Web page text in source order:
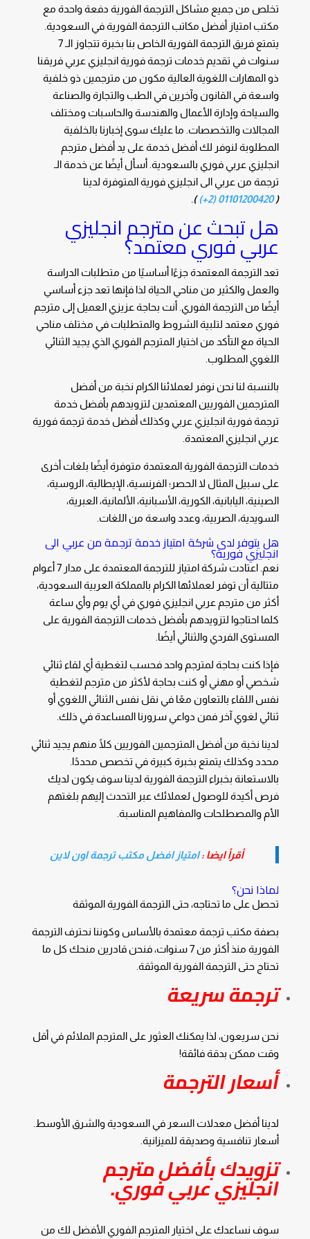
تخلص من جميع مشاكل الترجمة الفورية دفعة واحدة مع
مكتب امتياز أفضل مكاتب الترجمة الفورية في السعودية.
يتمتع فريق الترجمة الفورية الخاص بنا بخبرة تتجاوز الـ 7
سنوات في تقديم خدمات ترجمة فورية انجليزي عربي فريقنا
ذو المهارات اللغوية العالية مكون من مترجمين ذو خلفية
واسعة في القانون وآخرين في الطب والتجارة والصناعة
والسياحة وإدارة الأعمال والهندسة والحاسبات ومختلف
المجالات والتخصصات. ما عليك سوى إخبارنا بالخلفية
المطلوبة لنوفر لك أفضل خدمة على يد أفضل مترجم
انجليزي عربي فوري بالسعودية. أسأل أيضًا عن خدمة الـ
ترجمة من عربي الى انجليزي فوريةالمتوفرة لدينا
(
01101200420 (2+)
)
.
هل تبحث عنمترجم انجليزي
عربي فوريمعتمد؟
تعد الترجمة المعتمدة جزءًا أساسيًا من متطلبات الدراسة
والعمل والكثير من مناحي الحياة لذا فإنها تعد جزء أساسي
أيضًا من الترجمة الفوري. أنت بحاجة عزيزي العميل إلى مترجم
فوري معتمد لتلبية الشروط والمتطلبات في مختلف مناحي
الحياة مع التأكد من اختيار المترجم الفوري الذي يجيد الثنائي
اللغوي المطلوب.
بالنسبة لنا نحن نوفر لعملائنا الكرام نخبة من أفضل
المترجمين الفوريين المعتمدين لتزويدهم بأفضل خدمة
ترجمة فورية انجليزي عربي وكذلك أفضل خدمة ترجمة فورية
عربي انجليزي المعتمدة.
خدمات الترجمة الفورية المعتمدة متوفرة أيضًا بلغات أخرى
على سبيل المثال لا الحصر؛ الفرنسية، الإيطالية، الروسية،
الصينية، اليابانية، الكورية، الأسبانية، الألمانية، العبرية،
السويدية، الصربية، وعدد واسعة من اللغات.
هل يتوفر لدى شركة امتياز خدمةترجمة من عربي الى
انجليزي فورية؟
نعم. اعتادت شركة امتياز للترجمة المعتمدة على مدار 7 أعوام
متتالية أن توفر لعملائها الكرام بالمملكة العربية السعودية،
أكثر من مترجم عربي انجليزي فوري في أي يوم وأي ساعة
كلما احتاجوا لتزويدهم بأفضل خدمات الترجمة الفورية على
المستوى الفردي والثنائي أيضًا.
فإذا كنت بحاجة لمترجم واحد فحسب لتغطية أي لقاء ثنائي
شخصي أو مهني أو كنت بحاجة لأكثر من مترجم لتغطية
نفس اللقاء بالتعاون معًا في نقل نفس الثنائي اللغوي أو
ثنائي لغوي آخر فمن دواعي سرورنا المساعدة في ذلك.
لدينا نخبة من أفضل المترجمين الفوريين كلًا منهم يجيد ثنائي
محدد وكذلك يتمتع بخبرة كبيرة في تخصص محددًا.
بالاستعانة بخبراء الترجمة الفورية لدينا سوف يكون لديك
فرص أكيدة للوصول لعملائك عبر التحدث إليهم بلغتهم
الأم والمصطلحات والمفاهيم المناسبة.
أقرأ ايضا :امتياز افضل مكتب ترجمة اون لاين
لماذا نحن؟
تحصل على ما تحتاجه، حتى الترجمة الفورية الموثقة
بصفة مكتب ترجمة معتمدة بالأساس وكوننا نحترف الترجمة
الفورية منذ أكثر من 7 سنوات، فنحن قادرين منحك كل ما
تحتاج حتى الترجمة الفورية الموثقة.
ترجمة سريعة
نحن سريعون، لذا يمكنك العثور على المترجم الملائم في أقل
وقت ممكن بدقة فائقة!
أسعار الترجمة
لدينا أفضل معدلات السعر في السعودية والشرق الأوسط.
أسعار تنافسية وصديقة للميزانية.
تزويدك بأفضل مترجم
انجليزي عربي فوري.
سوف نساعدك على اختيار المترجم الفوري الأفضل لك من